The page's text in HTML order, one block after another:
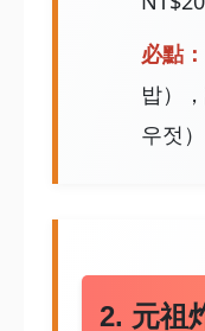
必點：
밥）
우젓）
2. 元祖